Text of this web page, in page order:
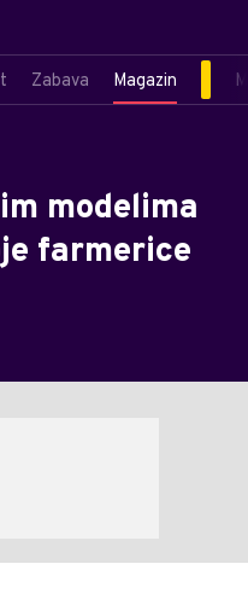
Zabava Magazin
modelima
farmerice